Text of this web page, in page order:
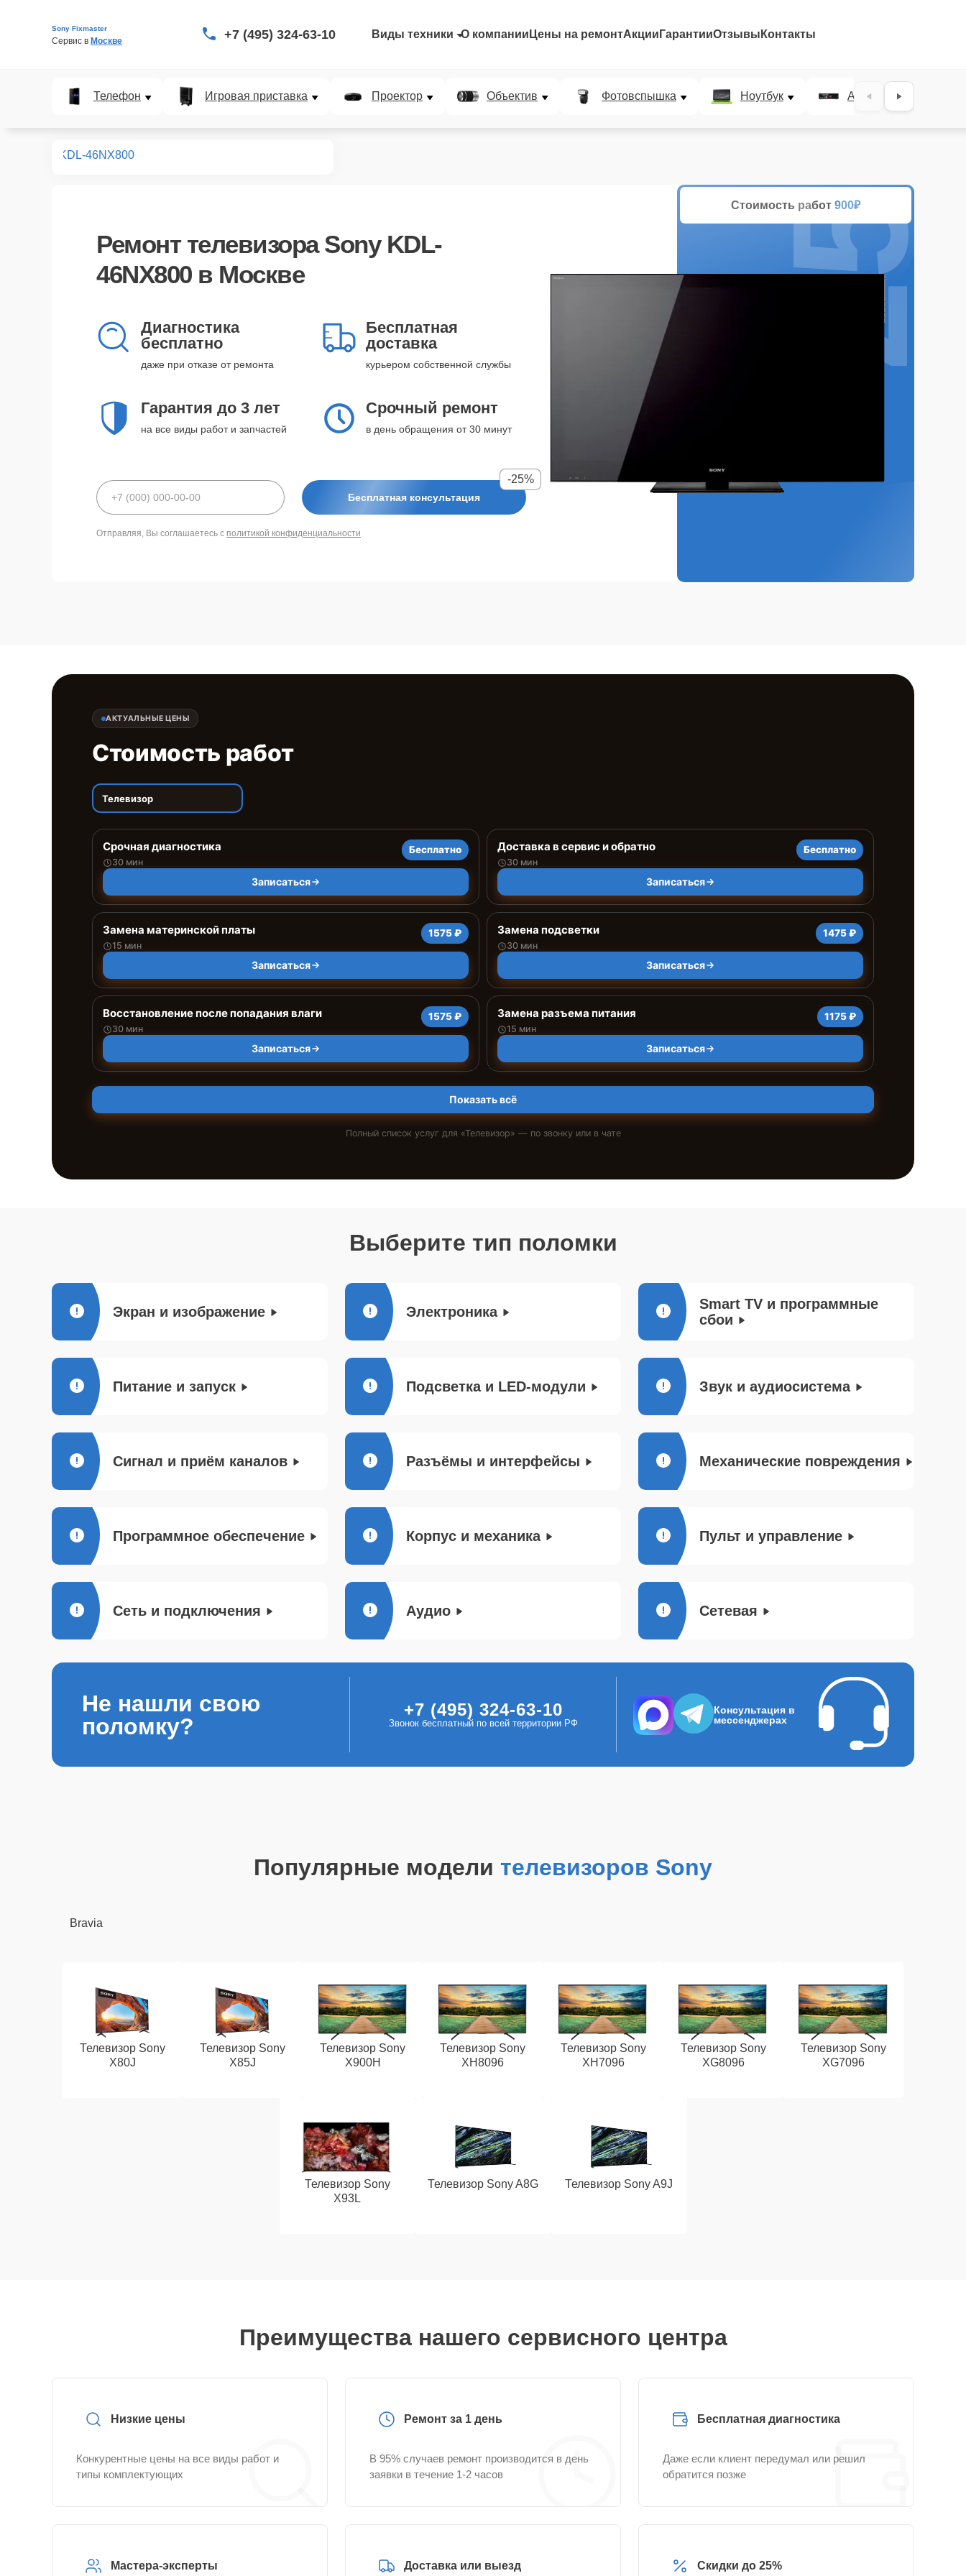
Sony Fixmaster
Сервис в Москве +7 (495) 324-63-10 Виды техники О компании Цены на ремонтАкции ГарантииОтзывы Контакты
Телефон Игровая приставка Проектор Объектив Фотовспышка Ноутбук AV-ресивер
KDL-46NX800
Ремонт телевизора Sony KDL-
46NX800в Москве
Диагностика
бесплатно
даже при отказе от ремонта
Бесплатная
доставка
курьером собственной службы
Гарантия до 3 лет
на все виды работ и запчастей
Срочный ремонт
в день обращения от 30 минут
Бесплатная консультация
-25%
Отправляя, Вы соглашаетесь с политикой конфиденциальности
Стоимость работ 900₽
25%
АКТУАЛЬНЫЕ ЦЕНЫ
Стоимость работ
Телевизор
Срочная диагностика
30 мин
Бесплатно
Записаться
Доставка в сервис и обратно
30 мин
Бесплатно
Записаться
Замена материнской платы
15 мин
1575 ₽
Записаться
Замена подсветки
30 мин
1475 ₽
Записаться
Восстановление после попадания влаги
30 мин
1575 ₽
Записаться
Замена разъема питания
15 мин
1175 ₽
Записаться
Показать всё
Полный список услуг для «Телевизор» — по звонку или в чате
Выберите тип поломки
Экран и изображение Электроника
Smart TV и программные
сбои
Питание и запуск Подсветка и LED-модули Звук и аудиосистема
Сигнал и приём каналов Разъёмы и интерфейсы Механические повреждения
Программное обеспечение Корпус и механика Пульт и управление
Сеть и подключения Аудио Сетевая
Не нашли свою
поломку?
+7 (495) 324-63-10
Звонок бесплатный по всей территории РФ
Консультация в
мессенджерах
Популярные модели телевизоров Sony
Bravia
Телевизор Sony
X80J
Телевизор Sony
X85J
Телевизор Sony
X900H
Телевизор Sony
XH8096
Телевизор Sony
XH7096
Телевизор Sony
XG8096
Телевизор Sony
XG7096
Телевизор Sony
X93L
Телевизор Sony A8G Телевизор Sony A9J
Преимущества нашего сервисного центра
Низкие цены
Конкурентные цены на все виды работ и
типы комплектующих
Ремонт за 1 день
В 95% случаев ремонт производится в день
заявки в течение 1-2 часов
Бесплатная диагностика
Даже если клиент передумал или решил
обратится позже
Мастера-эксперты Доставка или выезд Скидки до 25%